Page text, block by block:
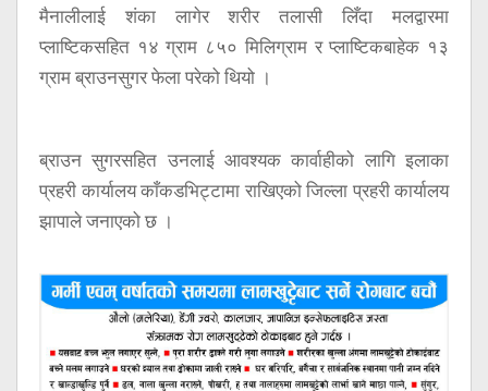
मैनालीलाई शंका लागेर शरीर तलासी लिँदा मलद्वारमा
प्लाष्टिकसहित १४ ग्राम ८५० मिलिग्राम र प्लाष्टिकबाहेक १३
ग्राम ब्राउनसुगर फेला परेको थियो ।
ब्राउन सुगरसहित उनलाई आवश्यक कार्वाहीको लागि इलाका
प्रहरी कार्यालय काँकडभिट्टामा राखिएको जिल्ला प्रहरी कार्यालय
झापाले जनाएको छ ।